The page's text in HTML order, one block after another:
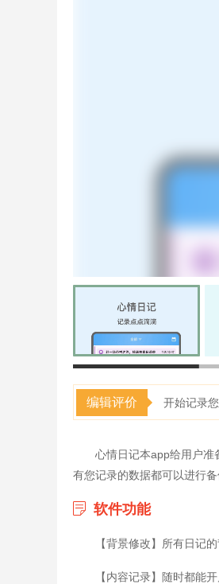
编辑评价 开始记录
心情日记本app给用户准
有您记录的数据都可以进行
软件功能
【背景修改】所有日记
【内容记录】随时都能